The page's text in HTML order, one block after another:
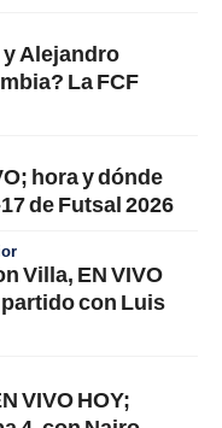
Alejandro
La FCF
hora y dónde
de Futsal 2026
Villa, EN VIVO
con Luis
VIVO HOY;